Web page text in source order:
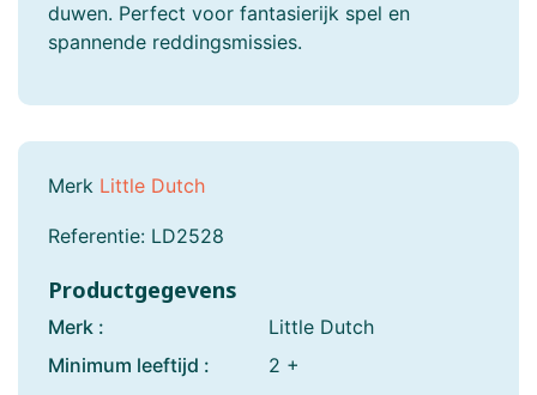
duwen. Perfect voor fantasierijk spel en
spannende reddingsmissies.
Merk Little Dutch
Referentie: LD2528
Productgegevens
Merk :
Little Dutch
Minimum leeftijd :
2 +